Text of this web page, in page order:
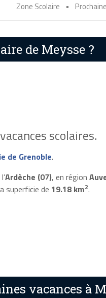
Zone Scolaire •
de Meysse ?
scolaires.
de Grenoble.
Ardèche (07), en région
superficie de 19.18 km2.
vacances à